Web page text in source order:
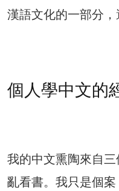
漢語文化的一部分，
個人學中文的
我的中文熏陶來自
亂看書。我只是個